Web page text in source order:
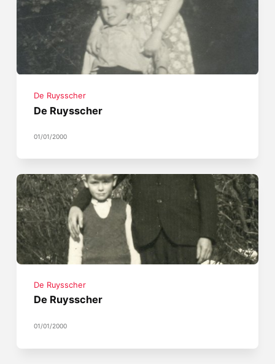
De Ruysscher
De Ruysscher
01/01/2000
De Ruysscher
De Ruysscher
01/01/2000